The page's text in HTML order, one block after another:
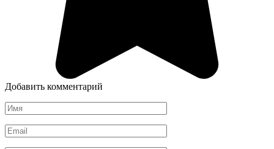
Добавить комментарий
Имя
*
Email
*